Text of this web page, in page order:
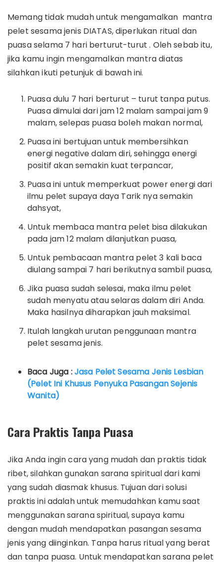
Memang tidak mudah untuk mengamalkan mantra
pelet sesama jenis DIATAS, diperlukan ritual dan
puasa selama 7 hari berturut-turut . Oleh sebab itu,
jika kamu ingin mengamalkan mantra diatas
silahkan ikuti petunjuk di bawah ini.
Puasa dulu 7 hari berturut – turut tanpa putus.
Puasa dimulai dari jam 12 malam sampai jam 9
malam, selepas puasa boleh makan normal,
Puasa ini bertujuan untuk membersihkan
energi negative dalam diri, sehingga energi
positif akan semakin kuat terpancar,
Puasa ini untuk memperkuat power energi dari
ilmu pelet supaya daya Tarik nya semakin
dahsyat,
Untuk membaca mantra pelet bisa dilakukan
pada jam 12 malam dilanjutkan puasa,
Untuk pembacaan mantra pelet 3 kali baca
diulang sampai 7 hari berikutnya sambil puasa,
Jika puasa sudah selesai, maka ilmu pelet
sudah menyatu atau selaras dalam diri Anda.
Maka hasilnya diharapkan jauh maksimal.
Itulah langkah urutan penggunaan mantra
pelet sesama jenis.
Baca Juga :Jasa Pelet Sesama Jenis Lesbian
(Pelet Ini Khusus Penyuka Pasangan Sejenis
Wanita)
Cara Praktis Tanpa Puasa
Jika Anda ingin cara yang mudah dan praktis tidak
ribet, silahkan gunakan sarana spiritual dari kami
yang sudah diasmak khusus. Tujuan dari solusi
praktis ini adalah untuk memudahkan kamu saat
menggunakan sarana spiritual, supaya kamu
dengan mudah mendapatkan pasangan sesama
jenis yang diinginkan. Tanpa harus ritual yang berat
dan tanpa puasa. Untuk mendapatkan sarana pelet